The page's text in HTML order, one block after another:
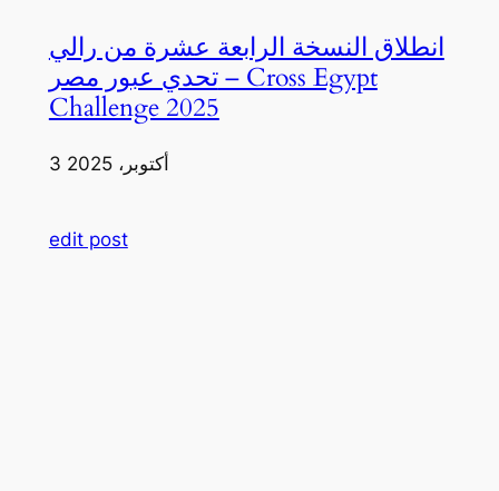
انطلاق النسخة الرابعة عشرة من رالي
تحدي عبور مصر – Cross Egypt
Challenge 2025
3 أكتوبر، 2025
edit post